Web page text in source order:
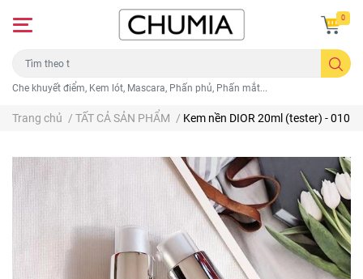
Che khuyết điểm, Kem lót, Mascara, Phấn phủ, Phấn mắt...
0
Trang chủ / TẤT CẢ SẢN PHẨM / Kem nền DIOR 20ml (tester) - 010